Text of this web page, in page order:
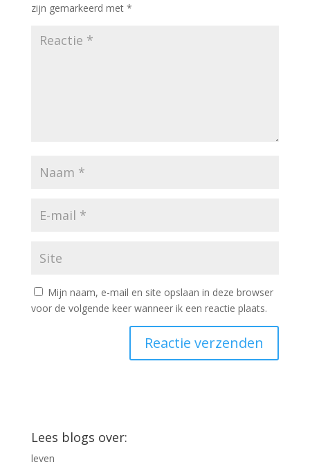
zijn gemarkeerd met *
Mijn naam, e-mail en site opslaan in deze browser
voor de volgende keer wanneer ik een reactie plaats.
Lees blogs over:
leven